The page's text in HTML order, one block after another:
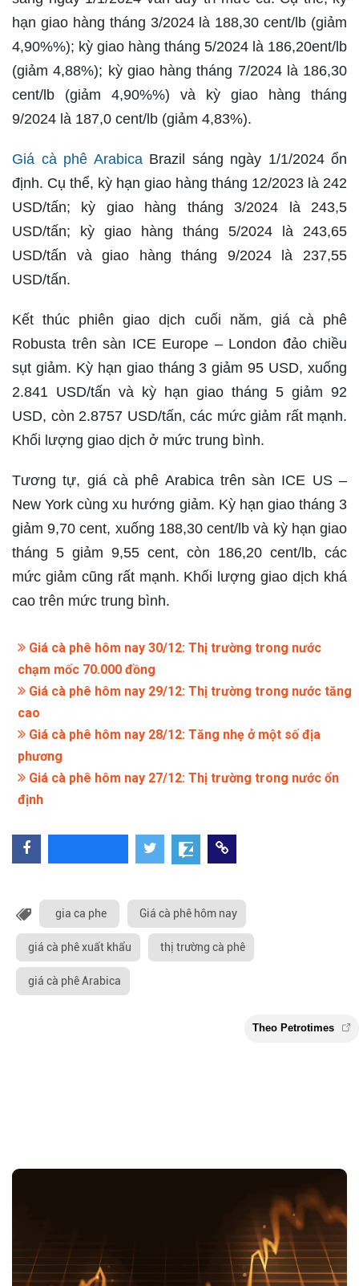
hạn giao hàng tháng 3/2024 là 188,30 cent/lb (giảm
4,90%%); kỳ giao hàng tháng 5/2024 là 186,20ent/lb
(giảm 4,88%); kỳ giao hàng tháng 7/2024 là 186,30
cent/lb (giảm 4,90%%) và kỳ giao hàng tháng
9/2024 là 187,0 cent/lb (giảm 4,83%).
Giá cà phê ArabicaBrazil sáng ngày 1/1/2024 ổn
định. Cụ thể, kỳ hạn giao hàng tháng 12/2023 là 242
USD/tấn; kỳ giao hàng tháng 3/2024 là 243,5
USD/tấn; kỳ giao hàng tháng 5/2024 là 243,65
USD/tấn và giao hàng tháng 9/2024 là 237,55
USD/tấn.
Kết thúc phiên giao dịch cuối năm, giá cà phê
Robusta trên sàn ICE Europe – London đảo chiều
sụt giảm. Kỳ hạn giao tháng 3 giảm 95 USD, xuống
2.841 USD/tấn và kỳ hạn giao tháng 5 giảm 92
USD, còn 2.8757 USD/tấn, các mức giảm rất mạnh.
Khối lượng giao dịch ở mức trung bình.
Tương tự, giá cà phê Arabica trên sàn ICE US –
New York cùng xu hướng giảm. Kỳ hạn giao tháng 3
giảm 9,70 cent, xuống 188,30 cent/lb và kỳ hạn giao
tháng 5 giảm 9,55 cent, còn 186,20 cent/lb, các
mức giảm cũng rất mạnh. Khối lượng giao dịch khá
cao trên mức trung bình.
Giá cà phê hôm nay 30/12: Thị trường trong nước
chạm mốc 70.000 đồng
Giá cà phê hôm nay 29/12: Thị trường trong nước tăng
cao
Giá cà phê hôm nay 28/12: Tăng nhẹ ở một số địa
phương
Giá cà phê hôm nay 27/12: Thị trường trong nước ổn
định
gia ca phe Giá cà phê hôm nay
giá cà phê xuất khẩu thị trường cà phê
giá cà phê Arabica
Theo